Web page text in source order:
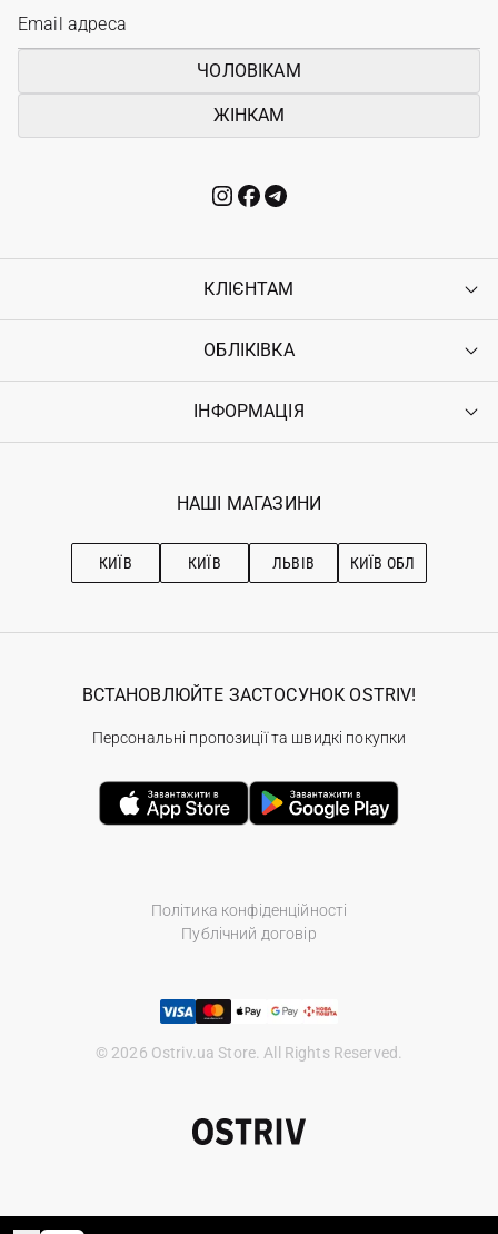
ЧОЛОВІКАМ
ЖІНКАМ
КЛІЄНТАМ
Контакти
Повернення
Гарантія
ОБЛІКІВКА
Увійти
Ostriv Club+
ІНФОРМАЦІЯ
Наші магазини
Рекомендації з догляду
НАШІ МАГАЗИНИ
КИЇВ КИЇВ ЛЬВІВ КИЇВ ОБЛ
Політика конфіденційності
Публічний договір
© 2026 Ostriv.ua Store. All Rights Reserved.
ВСТАНОВЛЮЙТЕ ЗАСТОСУНОК OSTRIV!
Персональні пропозиції та швидкі покупки